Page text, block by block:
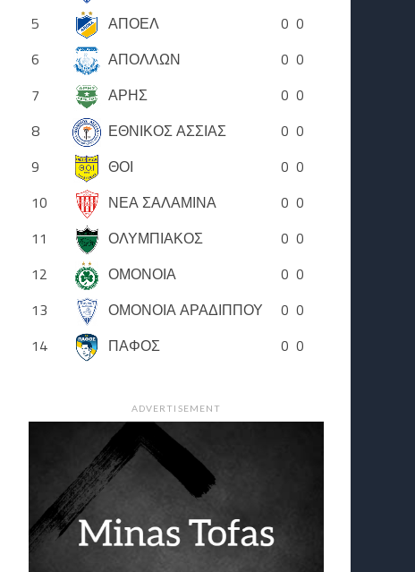
5
ΑΠΟΕΛ 0 0
6
ΑΠΟΛΛΩΝ 0 0
7
ΑΡΗΣ 0 0
8
ΕΘΝΙΚΟΣ ΑΣΣΙΑΣ 0 0
9
ΘΟΙ 0 0
10
ΝΕΑ ΣΑΛΑΜΙΝΑ 0 0
11
ΟΛΥΜΠΙΑΚΟΣ 0 0
12
ΟΜΟΝΟΙΑ 0 0
13
ΟΜΟΝΟΙΑ ΑΡΑΔΙΠΠΟΥ 0 0
14
ΠΑΦΟΣ 0 0
ADVERTISEMENT